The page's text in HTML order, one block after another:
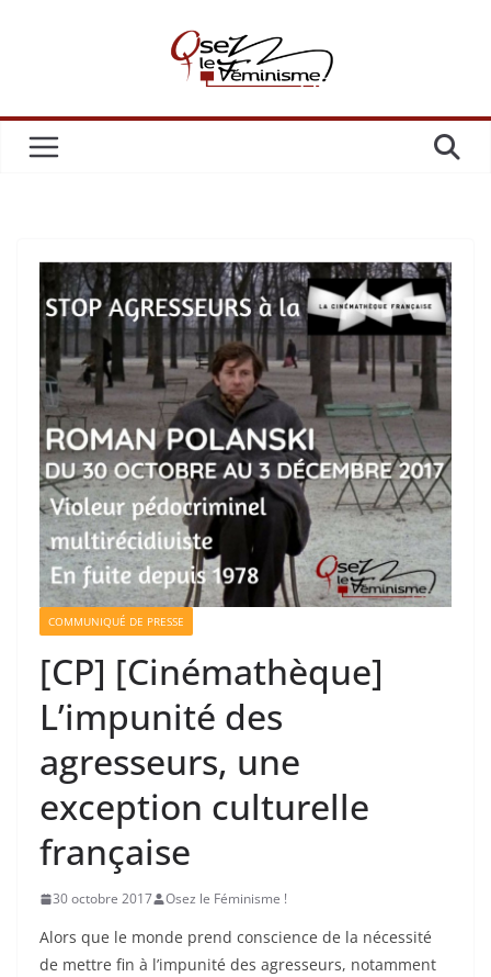
COMMUNIQUÉ DE PRESSE
[CP] [Cinémathèque]
L’impunité des
agresseurs, une
exception culturelle
française
30 octobre 2017 Osez le Féminisme !
Alors que le monde prend conscience de la nécessité
de mettre fin à l’impunité des agresseurs, notamment